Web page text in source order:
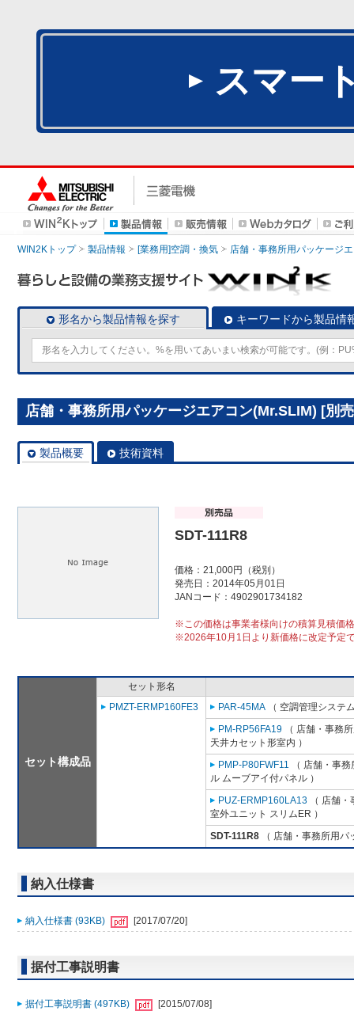
スマー
WIN2Kトップ 製品情報 [業務用]空調・換気 店舗・事務所用パッケージ
形名から製品情報を探す キーワードから製品情
店舗・事務所用パッケージエアコン(Mr.SLIM) [別
製品概要 技術資料
SDT-111R8
価格：21,000円（税別）
発売日：2014年05月01日
JANコード：4902901734182
※この価格は事業者様向けの積算見積価
※2026年10月1日より新価格に改定予定
セット構成品
セット形名
PMZT-ERMP160FE3
PAR-45MA （ 空調管理システ
PM-RP56FA19 （ 店舗・事務
天井カセット形室内 ）
PMP-P80FWF11 （ 店舗・事
ル ムーブアイ付パネル ）
PUZ-ERMP160LA13 （ 店舗
室外ユニット スリムER ）
SDT-111R8 （ 店舗・事務所用
納入仕様書
納入仕様書 (93KB) [2017/07/20]
据付工事説明書
据付工事説明書 (497KB) [2015/07/08]